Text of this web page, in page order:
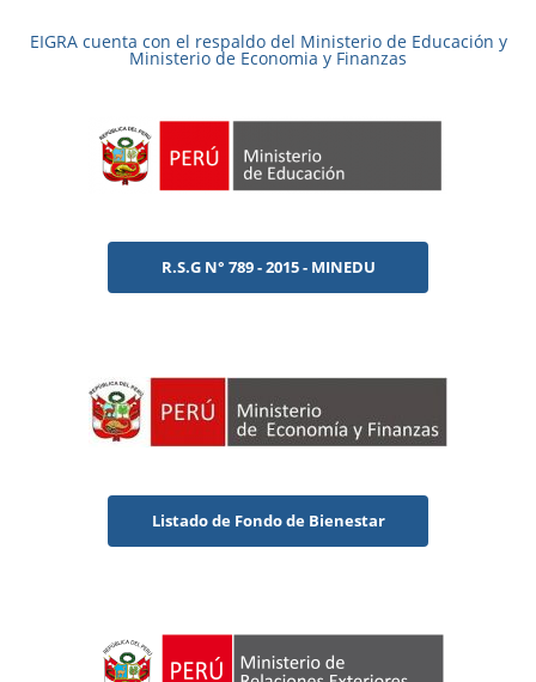
EIGRA cuenta con el respaldo del Ministerio de Educación y
Ministerio de Economia y Finanzas
R.S.G N° 789 - 2015 - MINEDU
Listado de Fondo de Bienestar